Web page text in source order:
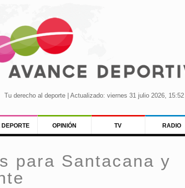
Tu derecho al deporte | Actualizado: viernes 31 julio 2026, 15:52
OPINIÓN TV RADIO
para Santacana y